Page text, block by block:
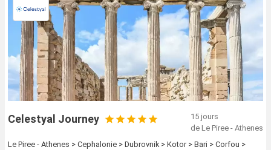
Celestyal Journey
15 jours
de Le Piree - Athenes
Le Piree - Athenes > Cephalonie > Dubrovnik > Kotor > Bari > Corfou >